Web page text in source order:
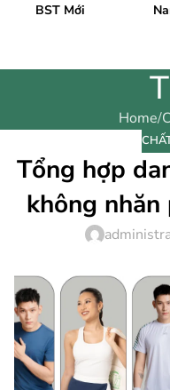
BST Mới
Home
Tổng hợp
không nhăn